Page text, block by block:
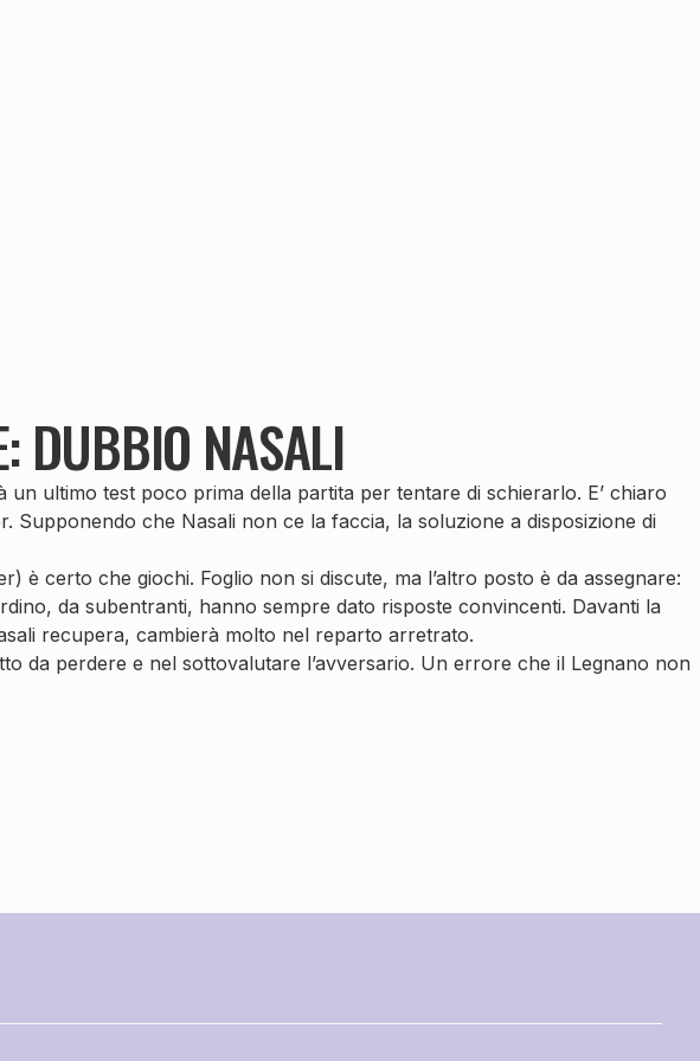
DUBBIO NASALI
ultimo test poco prima della partita per tentare di schierarlo. E’ chiaro
che Nasali non ce la faccia, la soluzione a disposizione di
è certo che giochi. Foglio non si discute, ma l’altro posto è da assegnare:
da subentranti, hanno sempre dato risposte convincenti. Davanti la
recupera, cambierà molto nel reparto arretrato.
da perdere e nel sottovalutare l’avversario. Un errore che il Legnano non